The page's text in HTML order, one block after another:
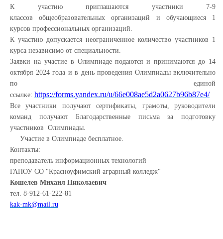
К участию приглашаются участники 7-9
классов общеобразовательных организаций и обучающиеся 1
курсов профессиональных организаций.
К участию допускается неограниченное количество участников 1
курса независимо от специальности.
Заявки на участие в Олимпиаде подаются и принимаются до 14
октября 2024 года и в день проведения Олимпиады включительно
по единой
ссылке: https://forms.yandex.ru/u/66e008ae5d2a0627b96b87e4/
Все участники получают сертификаты, грамоты, руководители
команд получают Благодарственные письма за подготовку
участников Олимпиады.
Участие в Олимпиаде бесплатное.
Контакты:
преподаватель информационных технологий
ГАПОУ СО "Красноуфимский аграрный колледж"
Кошелев Михаил Николаевич
тел. 8-912-61-222-81
kak-mk@mail.ru